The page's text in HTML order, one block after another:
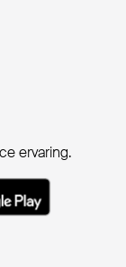
ervaring.